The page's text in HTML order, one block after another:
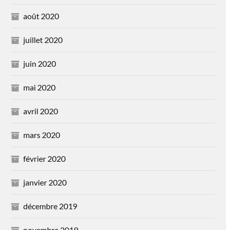
août 2020
juillet 2020
juin 2020
mai 2020
avril 2020
mars 2020
février 2020
janvier 2020
décembre 2019